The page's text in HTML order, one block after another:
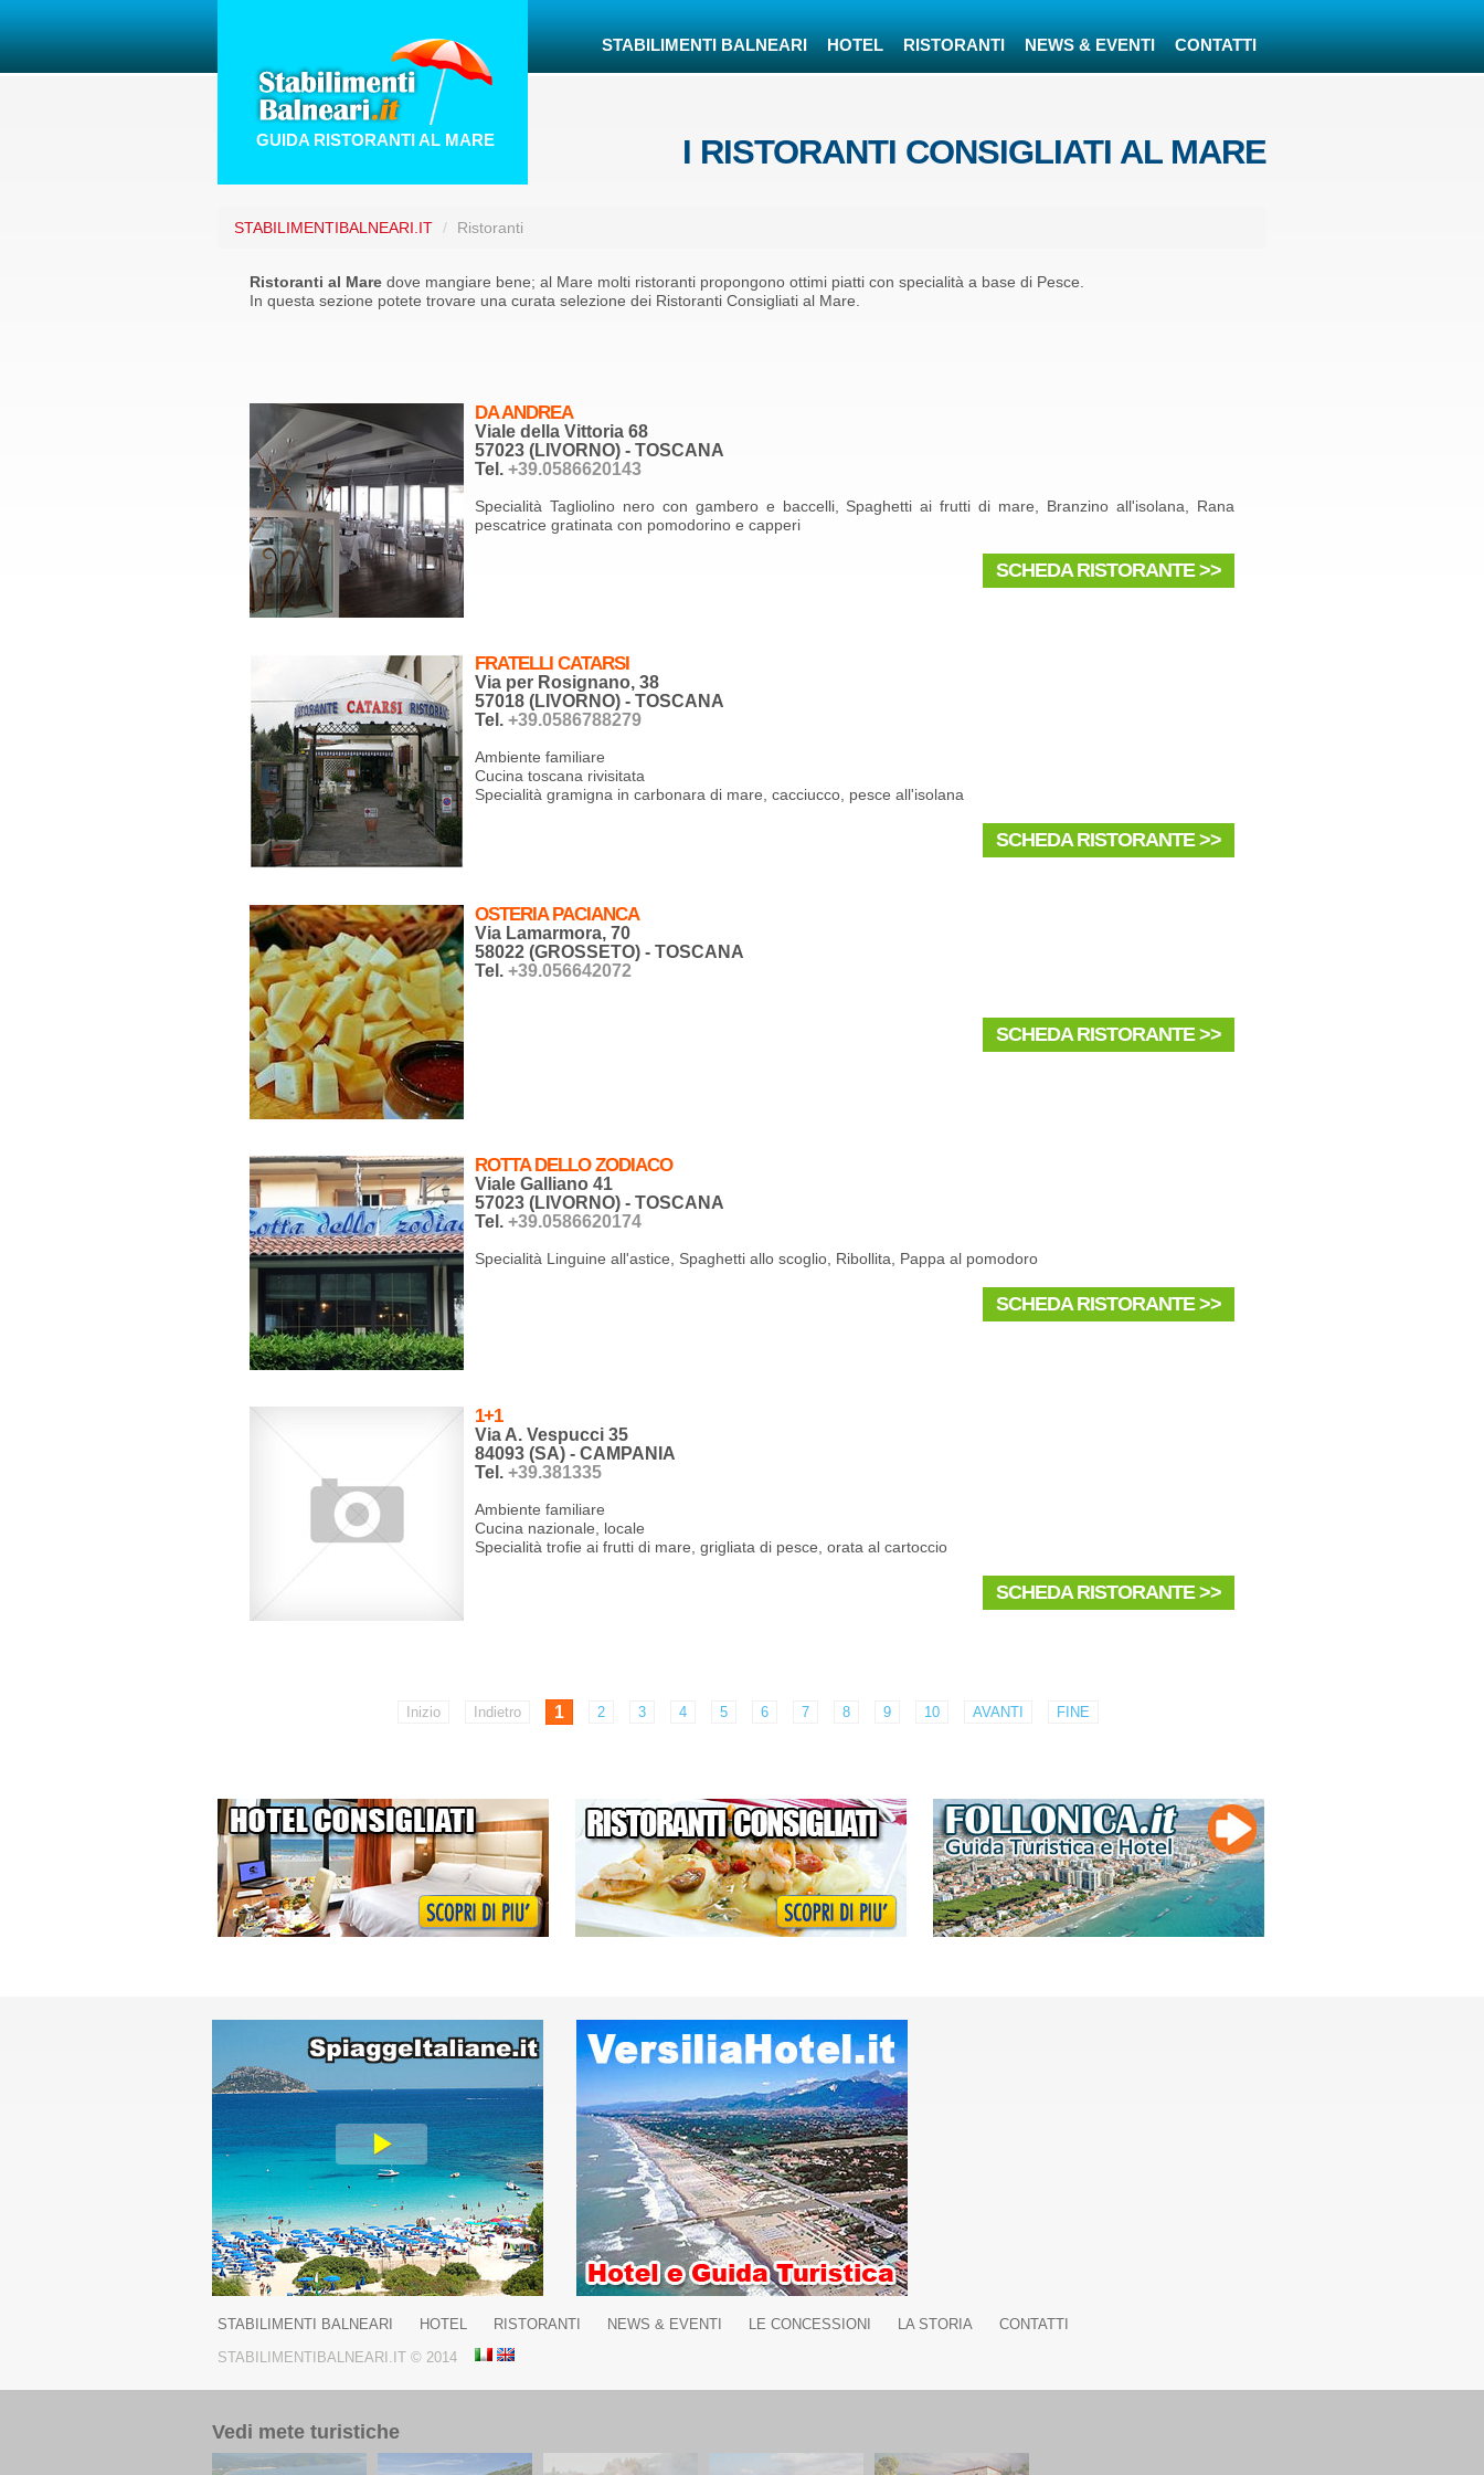
GUIDA RISTORANTI AL MARE
STABILIMENTI BALNEARI HOTEL RISTORANTI NEWS & EVENTI CONTATTI
I RISTORANTI CONSIGLIATI AL MARE
STABILIMENTIBALNEARI.IT / Ristoranti
Ristoranti al Mare dove mangiare bene; al Mare molti ristoranti propongono ottimi piatti con specialità a base di Pesce.
In questa sezione potete trovare una curata selezione dei Ristoranti Consigliati al Mare.
DA ANDREA
Viale della Vittoria 68
57023 (LIVORNO) - TOSCANA
Tel. +39.0586620143
Specialità Tagliolino nero con gambero e baccelli, Spaghetti ai frutti di mare, Branzino all'isolana, Rana
pescatrice gratinata con pomodorino e capperi
SCHEDA RISTORANTE >>
FRATELLI CATARSI
Via per Rosignano, 38
57018 (LIVORNO) - TOSCANA
Tel. +39.0586788279
Ambiente familiare
Cucina toscana rivisitata
Specialità gramigna in carbonara di mare, cacciucco, pesce all'isolana
SCHEDA RISTORANTE >>
OSTERIA PACIANCA
Via Lamarmora, 70
58022 (GROSSETO) - TOSCANA
Tel. +39.056642072
SCHEDA RISTORANTE >>
ROTTA DELLO ZODIACO
Viale Galliano 41
57023 (LIVORNO) - TOSCANA
Tel. +39.0586620174
Specialità Linguine all'astice, Spaghetti allo scoglio, Ribollita, Pappa al pomodoro
SCHEDA RISTORANTE >>
1+1
Via A. Vespucci 35
84093 (SA) - CAMPANIA
Tel. +39.381335
Ambiente familiare
Cucina nazionale, locale
Specialità trofie ai frutti di mare, grigliata di pesce, orata al cartoccio
SCHEDA RISTORANTE >>
Inizio Indietro 1 2 3 4 5 6 7 8 9 10 AVANTI FINE
STABILIMENTI BALNEARI HOTEL RISTORANTI NEWS & EVENTI LE CONCESSIONI LA STORIA
CONTATTI
STABILIMENTIBALNEARI.IT © 2014
Vedi mete turistiche